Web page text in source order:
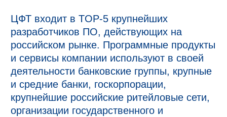
ЦФТ входит в TOP-5 крупнейших
разработчиков ПО, действующих на
российском рынке. Программные продукты
и сервисы компании используют в своей
деятельности банковские группы, крупные
и средние банки, госкорпорации,
крупнейшие российские ритейловые сети,
организации государственного и